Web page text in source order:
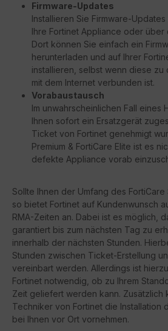
Firmware-Updates
Installieren Sie Firmware-
Ihre Fortinet Appliance oder über
Dort können Sie einfach ein
herunterladen und auf Ihrer
installieren, selbst wenn diese zu
mit dem Internet verbunden ist.
Vorabaustausch
Im unwahrscheinlichen Fall eines
Ihnen sofort ein Ersatzgerät
Ticket von Fortinet genehmigt
Premium & FortiCare Elite ist es
defekte Appliance vorab
Sollte Ihnen der Umfang des FortiCare
so bietet Fortinet auf Kundenwunsch
RMA-Zeiten an. Dabei ist es möglich,
garantiert bis zum nächsten Tag zu
innerhalb der nächsten Stunden.
Stunden zwischen Ticket-Erstellung
vereinbart werden. Allerdings ist
Fortinet notwendig, ob zu Ihrem
Zeit geliefert werden kann. Zusätzlich
Techniker von Fortinet die Installation
bei Ihnen vor Ort vornehmen.